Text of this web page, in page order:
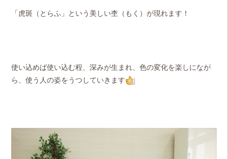
「虎斑（とらふ」という美しい杢（もく）が現れます！
使い込めば使い込む程、深みが生まれ、色の変化を楽しになが
ら、使う人の姿をうつしていきます